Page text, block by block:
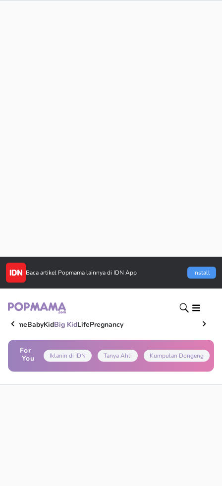
Baca artikel Popmama lainnya di IDN App Install
HomeBabyKidBig KidLifePregnancy
For
You
Iklanin di IDN Tanya Ahli Kumpulan Dongeng